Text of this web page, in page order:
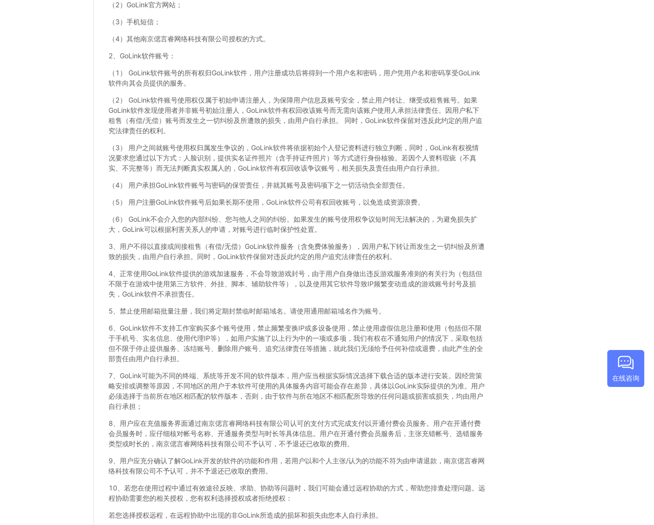
在线咨询
（2）GoLink官方网站；
（3）手机短信；
（4）其他南京偲言睿网络科技有限公司授权的方式。
2、GoLink软件账号：
（1） GoLink软件账号的所有权归GoLink软件，用户注册成功后将得到一个用户名和密码，用户凭用户名和密码享受GoLink
软件向其会员提供的服务。
（2） GoLink软件账号使用权仅属于初始申请注册人，为保障用户信息及账号安全，禁止用户转让、继受或租售账号。如果
GoLink软件发现使用者并非账号初始注册人，GoLink软件有权回收该账号而无需向该账户使用人承担法律责任。因用户私下
租售（有偿/无偿）账号而发生之一切纠纷及所遭致的损失，由用户自行承担。 同时，GoLink软件保留对违反此约定的用户追
究法律责任的权利。
（3） 用户之间就账号使用权归属发生争议的，GoLink软件将依据初始个人登记资料进行独立判断，同时，GoLink有权视情
况要求您通过以下方式：人脸识别，提供实名证件照片（含手持证件照片）等方式进行身份核验。若因个人资料瑕疵（不真
实、不完整等）而无法判断真实权属人的，GoLink软件有权回收该争议账号，相关损失及责任由用户自行承担。
（4） 用户承担GoLink软件账号与密码的保管责任，并就其账号及密码项下之一切活动负全部责任。
（5） 用户注册GoLink软件账号后如果长期不使用，GoLink软件公司有权回收账号，以免造成资源浪费。
（6） GoLink不会介入您的内部纠纷、您与他人之间的纠纷。如果发生的账号使用权争议短时间无法解决的，为避免损失扩
大，GoLink可以根据利害关系人的申请，对账号进行临时保护性处置。
3、用户不得以直接或间接租售（有偿/无偿）GoLink软件服务（含免费体验服务），因用户私下转让而发生之一切纠纷及所遭
致的损失，由用户自行承担。同时，GoLink软件保留对违反此约定的用户追究法律责任的权利。
4、正常使用GoLink软件提供的游戏加速服务，不会导致游戏封号，由于用户自身做出违反游戏服务准则的有关行为（包括但
不限于在游戏中使用第三方软件、外挂、脚本、辅助软件等），以及使用其它软件导致IP频繁变动造成的游戏账号封号及损
失，GoLink软件不承担责任。
5、禁止使用邮箱批量注册，我们将定期封禁临时邮箱域名。请使用通用邮箱域名作为账号。
6、GoLink软件不支持工作室购买多个账号使用，禁止频繁变换IP或多设备使用，禁止使用虚假信息注册和使用（包括但不限
于手机号、实名信息、使用代理IP等），如用户实施了以上行为中的一项或多项，我们有权在不通知用户的情况下，采取包括
但不限于停止提供服务、冻结账号、删除用户账号、追究法律责任等措施，就此我们无须给予任何补偿或退费，由此产生的全
部责任由用户自行承担。
7、GoLink可能为不同的终端、系统等开发不同的软件版本，用户应当根据实际情况选择下载合适的版本进行安装。因经营策
略安排或调整等原因，不同地区的用户于本软件可使用的具体服务内容可能会存在差异，具体以GoLink实际提供的为准。用户
必须选择于当前所在地区相匹配的软件版本，否则，由于软件与所在地区不相匹配所导致的任何问题或损害或损失，均由用户
自行承担；
8、用户应在充值服务界面通过南京偲言睿网络科技有限公司认可的支付方式完成支付以开通付费会员服务。用户在开通付费
会员服务时，应仔细核对帐号名称、开通服务类型与时长等具体信息。用户在开通付费会员服务后，主张充错帐号、选错服务
类型或时长的，南京偲言睿网络科技有限公司不予认可，不予退还已收取的费用。
9、用户应充分确认了解GoLink开发的软件的功能和作用，若用户以和个人主张/认为的功能不符为由申请退款，南京偲言睿网
络科技有限公司不予认可，并不予退还已收取的费用。
10、若您在使用过程中通过有效途径反映、求助、协助等问题时，我们可能会通过远程协助的方式，帮助您排查处理问题。远
程协助需要您的相关授权，您有权利选择授权或者拒绝授权：
若您选择授权远程，在远程协助中出现的非GoLink所造成的损坏和损失由您本人自行承担。